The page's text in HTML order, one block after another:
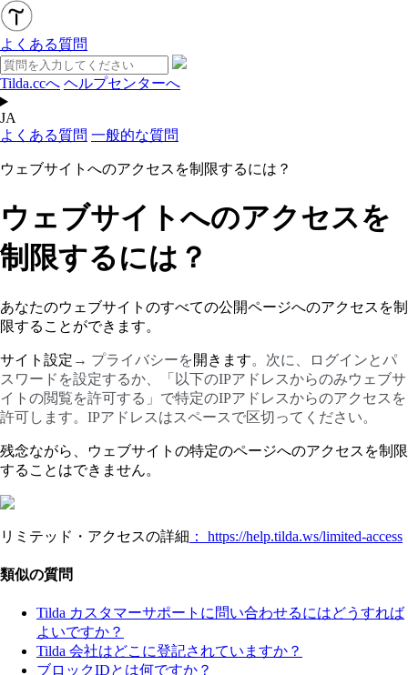
よくある質問
Tilda.ccへ ヘルプセンターへ
JA
よくある質問 一般的な質問
ウェブサイトへのアクセスを制限するには？
ウェブサイトへのアクセスを
制限するには？
あなたのウェブサイトのすべての公開ページへのアクセスを制
限することができます。
サイト設定 → プライバシーを開きます。次に、ログインとパ
スワードを設定するか、「以下のIPアドレスからのみウェブサ
イトの閲覧を許可する」で特定のIPアドレスからのアクセスを
許可します。IPアドレスはスペースで区切ってください。
残念ながら、ウェブサイトの特定のページへのアクセスを制限
することはできません。
リミテッド・アクセスの詳細 ： https://help.tilda.ws/limited-access
類似の質問
Tilda カスタマーサポートに問い合わせるにはどうすれば
よいですか？
Tilda 会社はどこに登記されていますか？
ブロックIDとは何ですか？